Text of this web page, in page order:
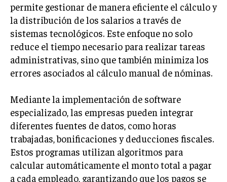
GESTIÓN DE PRODUCTOS
COMUNICACIÓN CORPORATIVA
GESTIÓN DE MARCA
INVESTIGACIÓN DE MERCADO
GESTIÓN DE CLIENTES
EMPRENDIMIENTO
INNOVACIÓN EMPRESARIAL
GESTIÓN DEL CAMBIO
LIDERAZGO
permite gestionar de manera eficiente el cálculo y
la distribución de los salarios a través de
sistemas tecnológicos. Este enfoque no solo
reduce el tiempo necesario para realizar tareas
administrativas, sino que también minimiza los
errores asociados al cálculo manual de nóminas.
Mediante la implementación de software
especializado, las empresas pueden integrar
diferentes fuentes de datos, como horas
trabajadas, bonificaciones y deducciones fiscales.
Estos programas utilizan algoritmos para
calcular automáticamente el monto total a pagar
a cada empleado, garantizando que los pagos se